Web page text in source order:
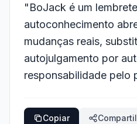
"BoJack é um
autoconhecimento
mudanças reais,
autojulgamento por
responsabilidade pelo
Copiar